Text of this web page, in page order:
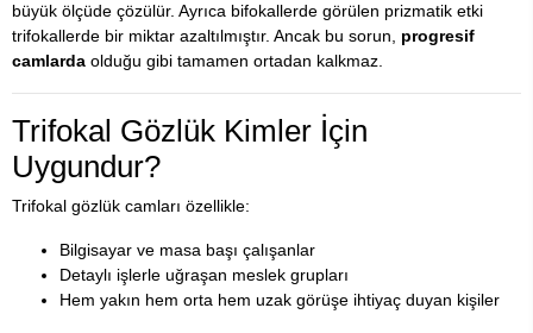
büyük ölçüde çözülür. Ayrıca bifokallerde görülen prizmatik etki
trifokallerde bir miktar azaltılmıştır. Ancak bu sorun, progresif
camlarda olduğu gibi tamamen ortadan kalkmaz.
Trifokal Gözlük Kimler İçin
Uygundur?
Trifokal gözlük camları özellikle:
Bilgisayar ve masa başı çalışanlar
Detaylı işlerle uğraşan meslek grupları
Hem yakın hem orta hem uzak görüşe ihtiyaç duyan kişiler